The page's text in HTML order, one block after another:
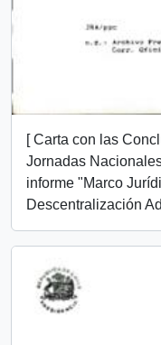
[ Carta con las
Jornadas
informe "Marco
Descentralización